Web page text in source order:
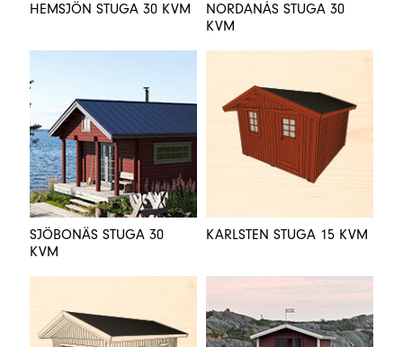
HEMSJÖN STUGA 30 KVM
NORDANÅS STUGA 30
KVM
SJÖBONÄS STUGA 30
KVM
KARLSTEN STUGA 15 KVM